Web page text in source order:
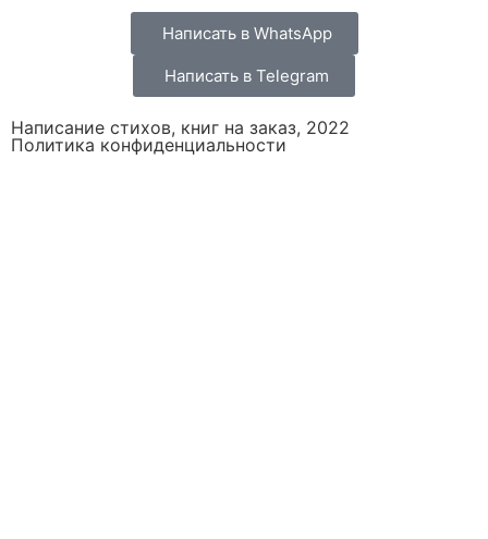
Написать в WhatsApp
Написать в Telegram
Написание стихов, книг на заказ, 2022
Политика конфиденциальности